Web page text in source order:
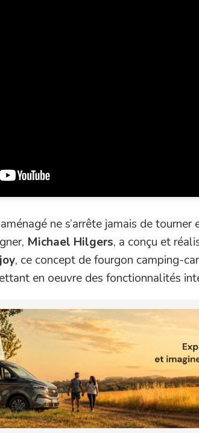
ne s’arrête jamais de
Michael Hilgers, a conçu et
, ce concept de fourgon camping-
en oeuvre des fonctionnalités